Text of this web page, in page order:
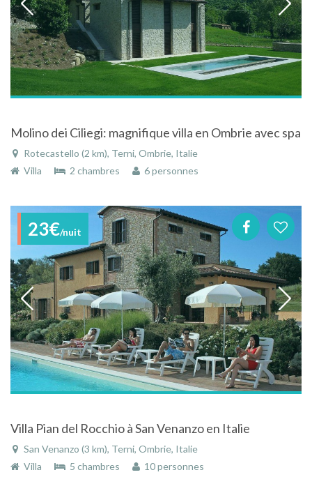
Molino dei Ciliegi: magnifique villa en Ombrie avec spa
Rotecastello (2 km), Terni, Ombrie, Italie
Villa
2 chambres 6 personnes
23€/nuit
Villa Pian del Rocchio à San Venanzo en Italie
San Venanzo (3 km), Terni, Ombrie, Italie
Villa
5 chambres 10 personnes